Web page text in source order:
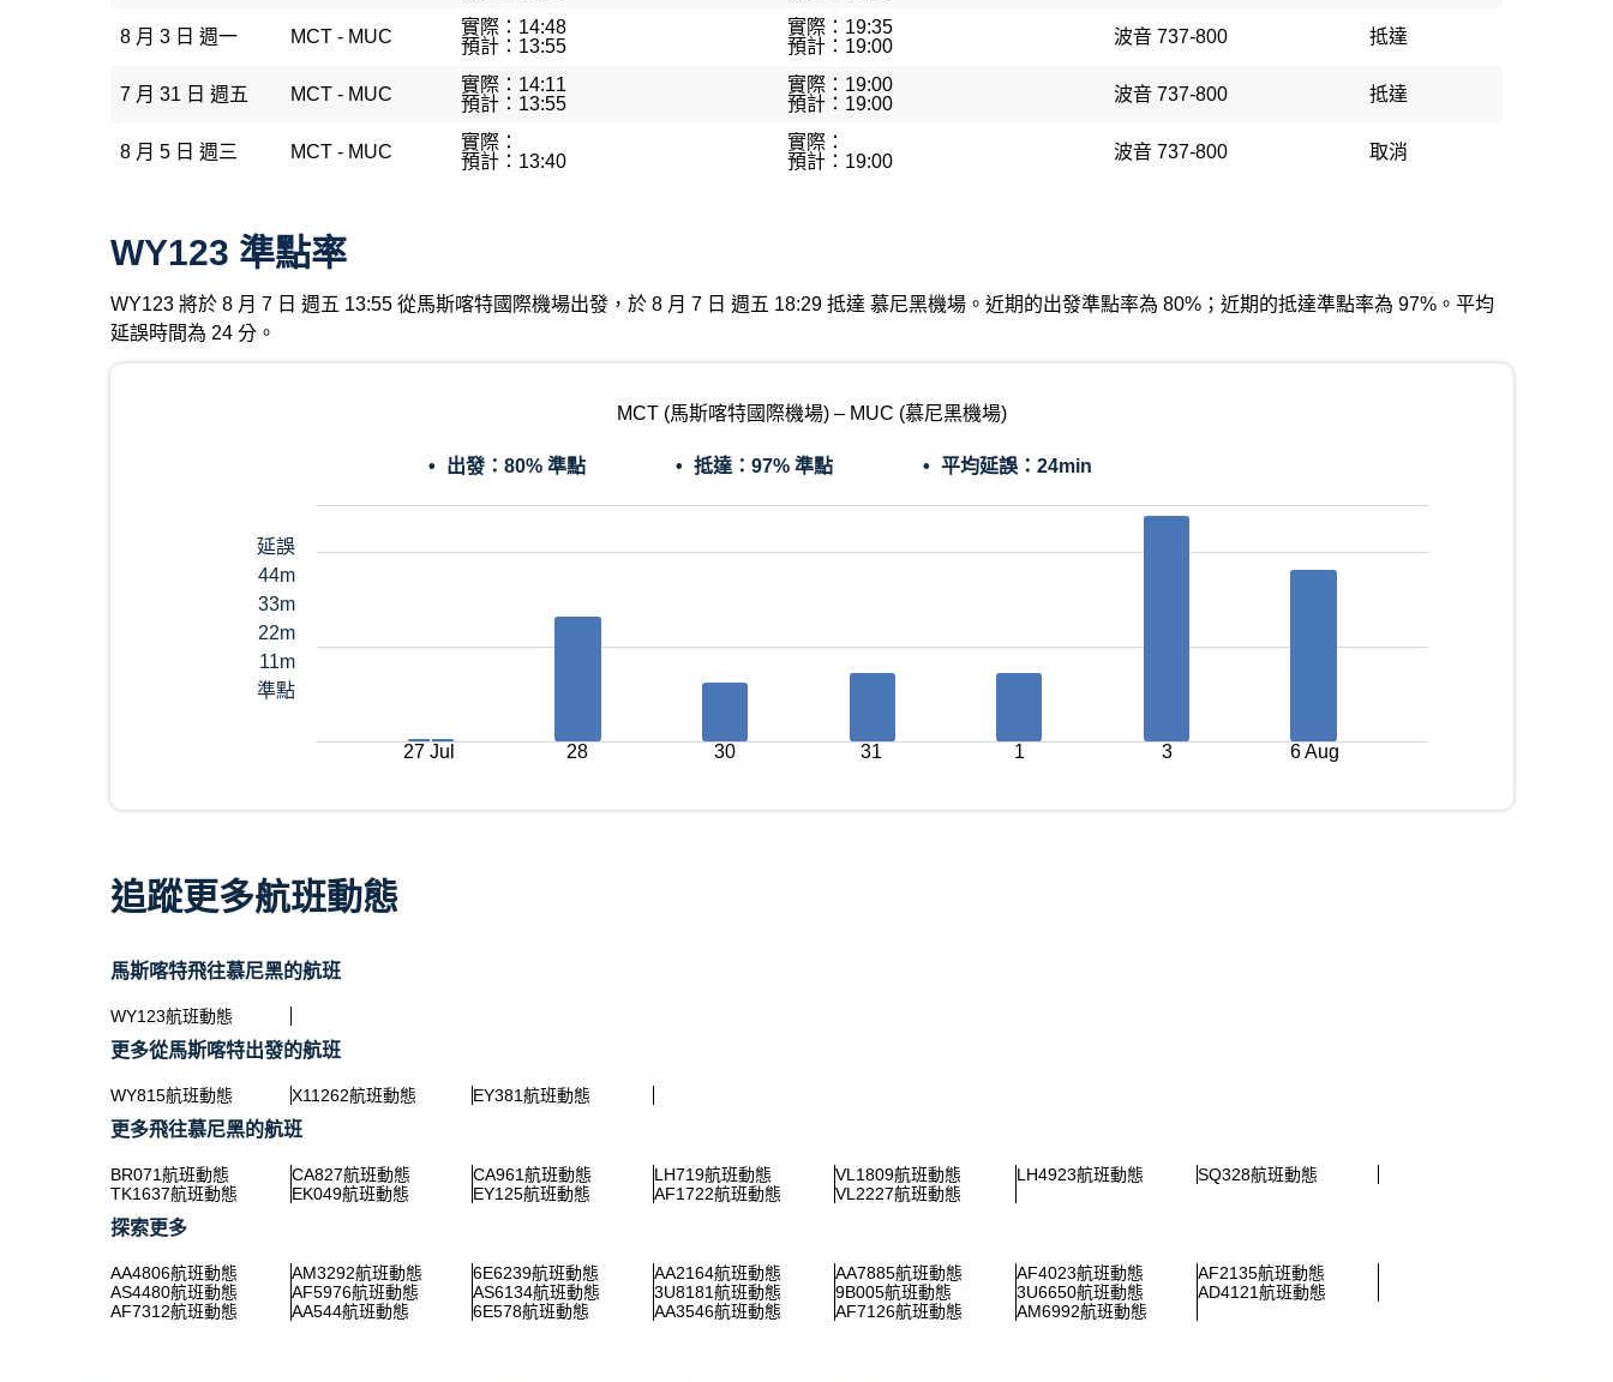
8 月 3 日 週一 MCT - MUC
實際：14:48
預計：13:55
實際：19:35
預計：19:00
波音 737-800 抵達
7 月 31 日 週五 MCT - MUC
實際：14:11
預計：13:55
實際：19:00
預計：19:00
波音 737-800 抵達
8 月 5 日 週三 MCT - MUC
實際：
預計：13:40
實際：
預計：19:00
波音 737-800 取消
WY123 準點率
WY123 將於 8 月 7 日 週五 13:55 從馬斯喀特國際機場出發，於 8 月 7 日 週五 18:29 抵達 慕尼黑機場。近期的出發準點率為 80%；近期的抵達準點率為 97%。平均
延誤時間為 24 分。
MCT (馬斯喀特國際機場) – MUC (慕尼黑機場)
出發： 80% 準點 抵達： 97% 準點 平均延誤： 24min
延誤
44m
33m
22m
11m
準點
27 Jul 28 30 31 1 3 6 Aug
追蹤更多航班動態
馬斯喀特飛往慕尼黑的航班
WY123航班動態
更多從馬斯喀特出發的航班
WY815航班動態 X11262航班動態 EY381航班動態
更多飛往慕尼黑的航班
BR071航班動態 CA827航班動態 CA961航班動態 LH719航班動態 VL1809航班動態 LH4923航班動態
SQ328航班動態
TK1637航班動態
EK049航班動態 EY125航班動態 AF1722航班動態 VL2227航班動態
探索更多
AA4806航班動態 AM3292航班動態 6E6239航班動態 AA2164航班動態 AA7885航班動態 AF4023航班動態
AF2135航班動態
AS4480航班動態
AF5976航班動態 AS6134航班動態 3U8181航班動態 9B005航班動態 3U6650航班動態
AD4121航班動態
AF7312航班動態
AA544航班動態 6E578航班動態 AA3546航班動態 AF7126航班動態 AM6992航班動態